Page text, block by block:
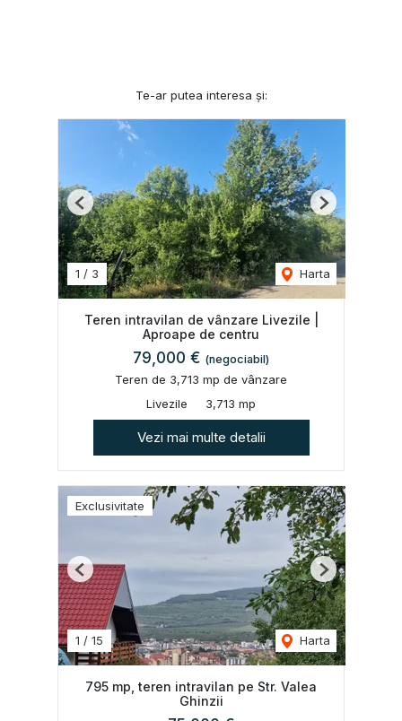
Te-ar putea interesa și:
1 / 3 Harta
Previous Next
Teren intravilan de vânzare Livezile |
Aproape de centru
79,000 € (negociabil)
Teren de 3,713 mp de vânzare
Livezile
3,713 mp
Vezi mai multe detalii
Exclusivitate
1 / 15 Harta
Previous Next
795 mp, teren intravilan pe Str. Valea
Ghinzii